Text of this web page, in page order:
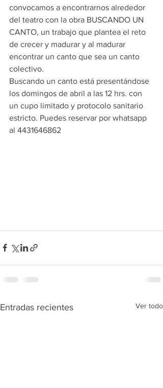
convocamos a encontrarnos alrededor
del teatro con la obra BUSCANDO UN
CANTO, un trabajo que plantea el reto
de crecer y madurar y al madurar
encontrar un canto que sea un canto
colectivo.
Buscando un canto está presentándose
los domingos de abril a las 12 hrs. con
un cupo limitado y protocolo sanitario
estricto. Puedes reservar por whatsapp
al 4431646862
Entradas recientes Ver todo